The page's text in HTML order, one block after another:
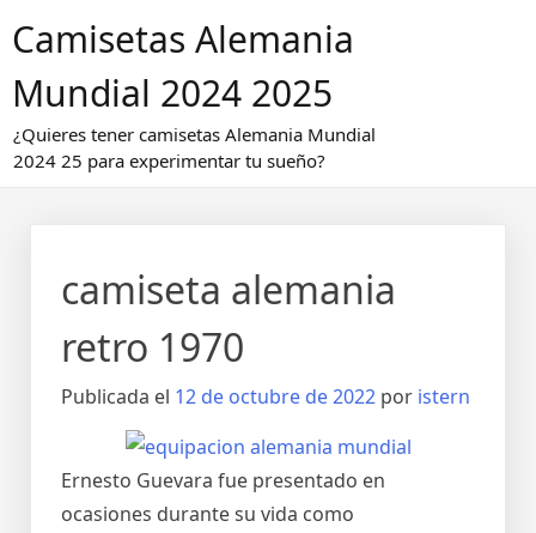
alCamisetas Alemania
Mundial 2024 2025
¿Quieres tener camisetas Alemania Mundial
2024 25 para experimentar tu sueño?
camiseta alemania
retro 1970
Publicada el 12 de octubre de 2022 por istern
Ernesto Guevara fue presentado en
ocasiones durante su vida como